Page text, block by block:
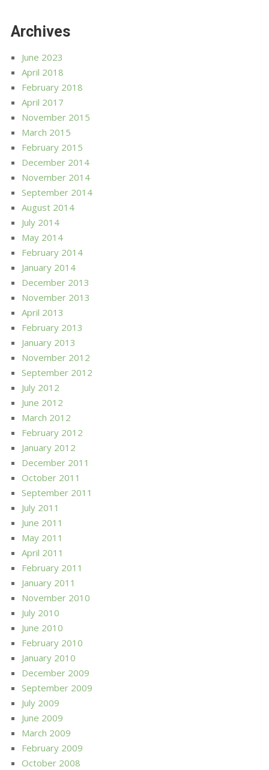
Archives
June 2023
April 2018
February 2018
April 2017
November 2015
March 2015
February 2015
December 2014
November 2014
September 2014
August 2014
July 2014
May 2014
February 2014
January 2014
December 2013
November 2013
April 2013
February 2013
January 2013
November 2012
September 2012
July 2012
June 2012
March 2012
February 2012
January 2012
December 2011
October 2011
September 2011
July 2011
June 2011
May 2011
April 2011
February 2011
January 2011
November 2010
July 2010
June 2010
February 2010
January 2010
December 2009
September 2009
July 2009
June 2009
March 2009
February 2009
October 2008